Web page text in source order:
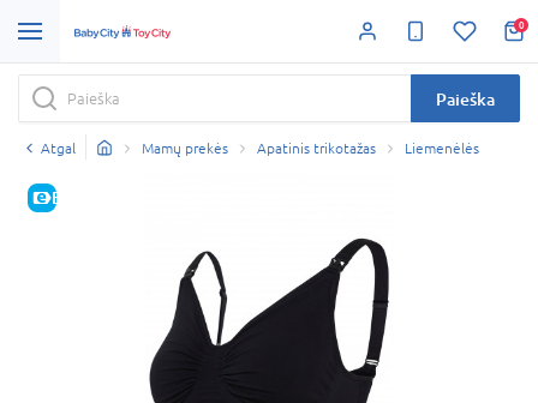
0
Paieška
Atgal Mamų prekės Apatinis trikotažas Liemenėlės
E-KAINA